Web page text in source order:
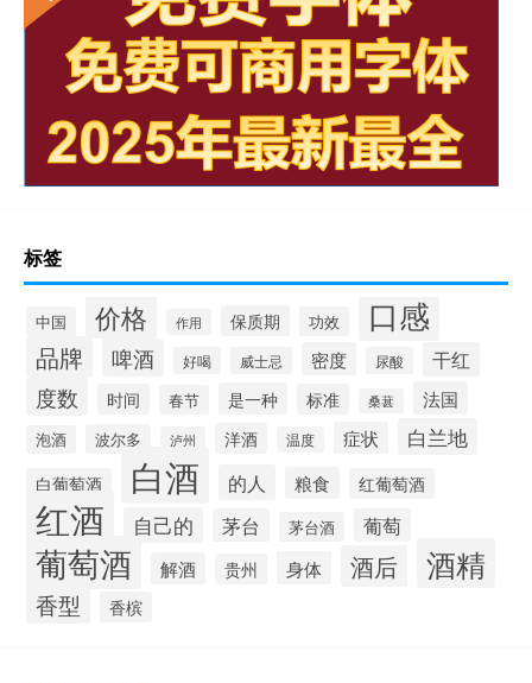
标签
中国 价格 作用 保质期 功效 口感
品牌 啤酒 好喝 威士忌 密度 尿酸 干红
度数 时间 春节 是一种 标准 桑葚 法国
泡酒 波尔多 泸州 洋酒 温度 症状 白兰地
白葡萄酒 白酒 的人 粮食 红葡萄酒
红酒 自己的 茅台 茅台酒 葡萄
葡萄酒 解酒 贵州 身体 酒后 酒精
香型 香槟